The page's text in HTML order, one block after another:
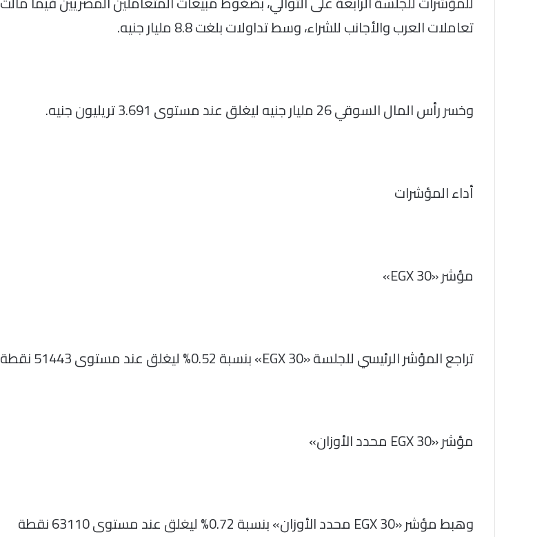
تعاملات العرب والأجانب للشراء، وسط تداولات بلغت 8.8 مليار جنيه.
وخسر رأس المال السوقي 26 مليار جنيه ليغلق عند مستوى 3.691 تريليون جنيه.
أداء المؤشرات
مؤشر «EGX 30»
تراجع المؤشر الرئيسي للجلسة «EGX 30» بنسبة 0.52% ليغلق عند مستوى 51443 نقطة
مؤشر «EGX 30 محدد الأوزان»
وهبط مؤشر «EGX 30 محدد الأوزان» بنسبة 0.72% ليغلق عند مستوى 63110 نقطة